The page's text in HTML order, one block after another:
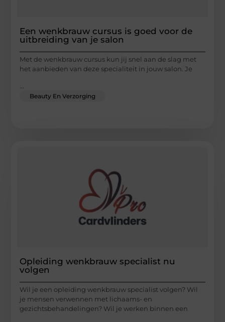
Een wenkbrauw cursus is goed voor de
uitbreiding van je salon
Met de wenkbrauw cursus kun jij snel aan de slag met
het aanbieden van deze specialiteit in jouw salon. Je
Beauty En Verzorging
Opleiding wenkbrauw specialist nu
volgen
Wil je een opleiding wenkbrauw specialist volgen? Wil
je mensen verwennen met lichaams- en
gezichtsbehandelingen? Wil je werken binnen een